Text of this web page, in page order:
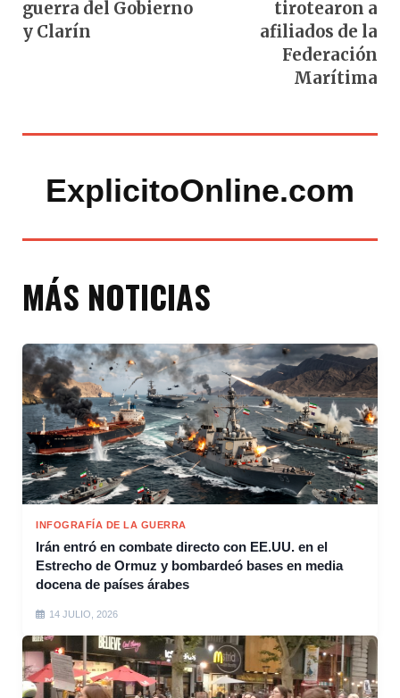
guerra del Gobierno
y Clarín
tirotearon a
afiliados de la
Federación
Marítima
ExplicitoOnline.com
MÁS NOTICIAS
INFOGRAFÍA DE LA GUERRA
Irán entró en combate directo con EE.UU. en el
Estrecho de Ormuz y bombardeó bases en media
docena de países árabes
14 JULIO, 2026